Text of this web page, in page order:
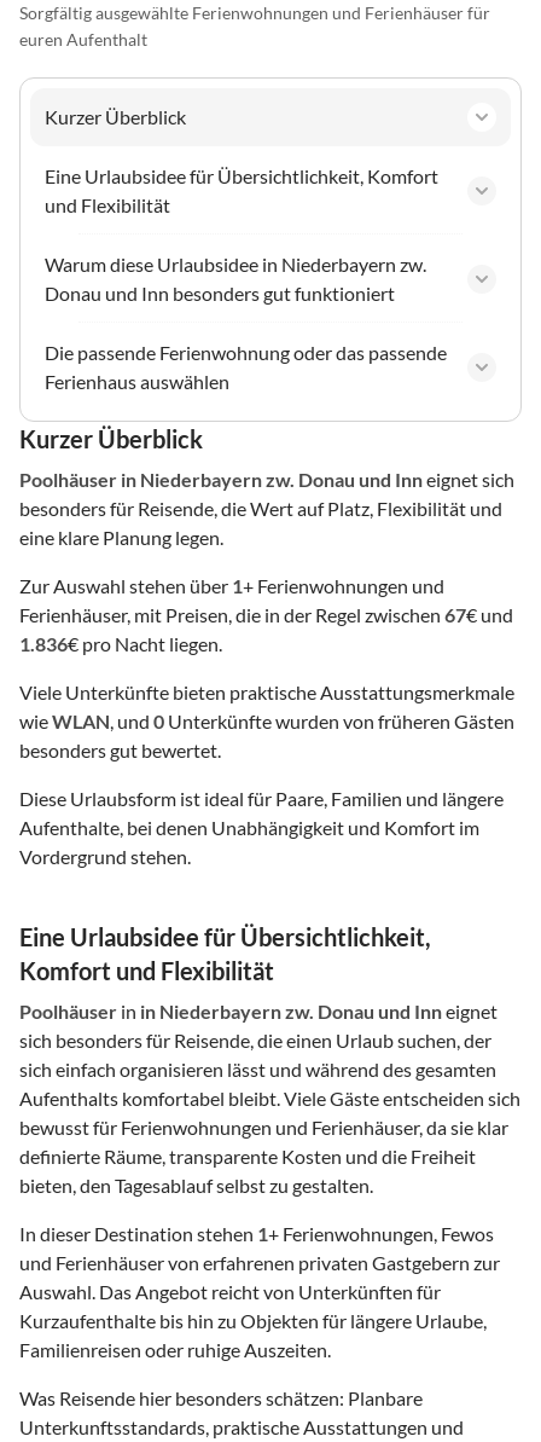
Sorgfältig ausgewählte Ferienwohnungen und Ferienhäuser für
euren Aufenthalt
Kurzer Überblick
Eine Urlaubsidee für Übersichtlichkeit, Komfort
und Flexibilität
Warum diese Urlaubsidee in Niederbayern zw.
Donau und Inn besonders gut funktioniert
Die passende Ferienwohnung oder das passende
Ferienhaus auswählen
Kurzer Überblick
Poolhäuser in Niederbayern zw. Donau und Inneignet sich
besonders für Reisende, die Wert auf Platz, Flexibilität und
eine klare Planung legen.
Zur Auswahl stehen über 1+ Ferienwohnungen und
Ferienhäuser, mit Preisen, die in der Regel zwischen 67€ und
1.836€ pro Nacht liegen.
Viele Unterkünfte bieten praktische Ausstattungsmerkmale
wieWLAN, und 0 Unterkünfte wurden von früheren Gästen
besonders gut bewertet.
Diese Urlaubsform ist ideal für Paare, Familien und längere
Aufenthalte, bei denen Unabhängigkeit und Komfort im
Vordergrund stehen.
Eine Urlaubsidee für Übersichtlichkeit,
Komfort und Flexibilität
Poolhäuser in in Niederbayern zw. Donau und Inneignet
sich besonders für Reisende, die einen Urlaub suchen, der
sich einfach organisieren lässt und während des gesamten
Aufenthalts komfortabel bleibt. Viele Gäste entscheiden sich
bewusst für Ferienwohnungen und Ferienhäuser, da sie klar
definierte Räume, transparente Kosten und die Freiheit
bieten, den Tagesablauf selbst zu gestalten.
In dieser Destination stehen 1+ Ferienwohnungen, Fewos
und Ferienhäuser von erfahrenen privaten Gastgebern zur
Auswahl. Das Angebot reicht von Unterkünften für
Kurzaufenthalte bis hin zu Objekten für längere Urlaube,
Familienreisen oder ruhige Auszeiten.
Was Reisende hier besonders schätzen: Planbare
Unterkunftsstandards, praktische Ausstattungen und